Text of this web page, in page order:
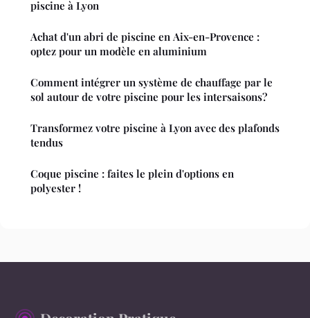
piscine à Lyon
Achat d'un abri de piscine en Aix-en-Provence :
optez pour un modèle en aluminium
Comment intégrer un système de chauffage par le
sol autour de votre piscine pour les intersaisons?
Transformez votre piscine à Lyon avec des plafonds
tendus
Coque piscine : faites le plein d'options en
polyester !